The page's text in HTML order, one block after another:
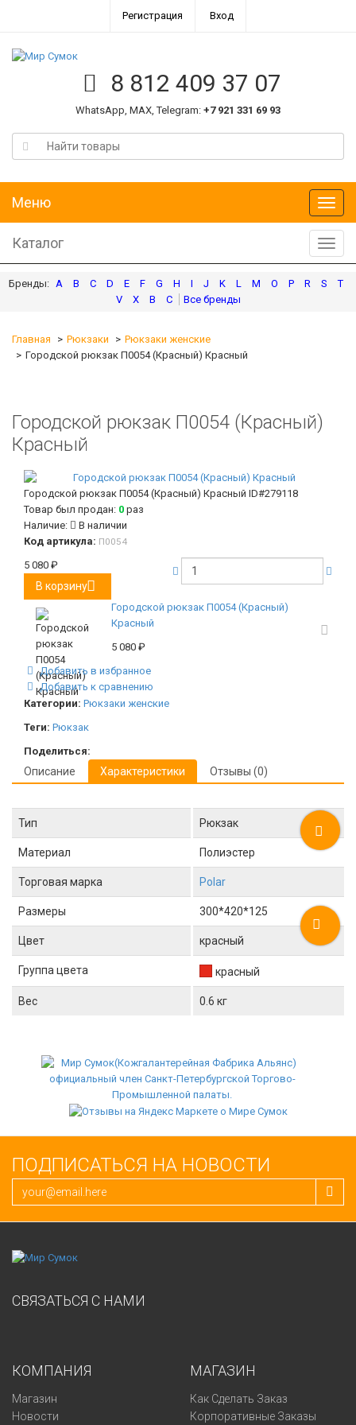
Регистрация Вход
8 812 409 37 07
WhatsApp, MAX, Telegram: +7 921 331 69 93
Меню
Меню
Каталог
A B C D E F G H I J K L M O P R S
T
V
X В С
Главная Рюкзаки
Рюкзаки женские
Городской рюкзак П0054 (Красный) Красный
Городской рюкзак П0054 (Красный)
Красный
Городской рюкзак П0054 (Красный) Красный ID#279118
Товар был продан: 0 раз
Наличие:
В наличии
Код артикула: П0054
5 080 ₽
В корзину
Городской рюкзак П0054 (Красный)
Красный
5 080 ₽
Добавить в избранное
Добавить к сравнению
Категории: Рюкзаки женские
Теги: Рюкзак
Поделиться:
Описание Характеристики Отзывы (0)
Тип Рюкзак
Материал Полиэстер
Торговая марка Polar
Размеры 300*420*125
Цвет красный
Группа цвета красный
Вес 0.6 кг
ПОДПИСАТЬСЯ НА НОВОСТИ
СВЯЗАТЬСЯ С НАМИ
КОМПАНИЯ
Магазин
Новости
МАГАЗИН
Как Сделать Заказ
Корпоративные Заказы